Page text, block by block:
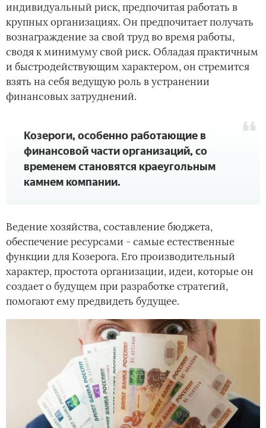
индивидуальный риск, предпочитая работать в
крупных организациях. Он предпочитает получать
вознаграждение за свой труд во время работы,
сводя к минимуму свой риск. Обладая практичным
и быстродействующим характером, он стремится
взять на себя ведущую роль в устранении
финансовых затруднений.
Козероги, особенно работающие в
финансовой части организаций, со
временем становятся краеугольным
камнем компании.
Ведение хозяйства, составление бюджета,
обеспечение ресурсами - самые естественные
функции для Козерога. Его производительный
характер, простота организации, идеи, которые он
создает о будущем при разработке стратегий,
помогают ему предвидеть будущее.